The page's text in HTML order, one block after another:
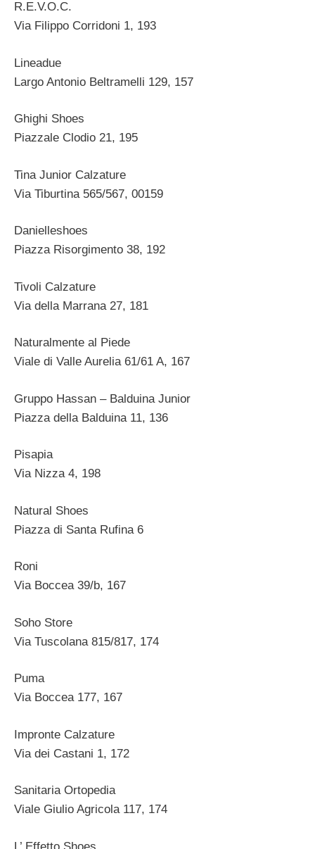
R.E.V.O.C.
Via Filippo Corridoni 1, 193
Lineadue
Largo Antonio Beltramelli 129, 157
Ghighi Shoes
Piazzale Clodio 21, 195
Tina Junior Calzature
Via Tiburtina 565/567, 00159
Danielleshoes
Piazza Risorgimento 38, 192
Tivoli Calzature
Via della Marrana 27, 181
Naturalmente al Piede
Viale di Valle Aurelia 61/61 A, 167
Gruppo Hassan – Balduina Junior
Piazza della Balduina 11, 136
Pisapia
Via Nizza 4, 198
Natural Shoes
Piazza di Santa Rufina 6
Roni
Via Boccea 39/b, 167
Soho Store
Via Tuscolana 815/817, 174
Puma
Via Boccea 177, 167
Impronte Calzature
Via dei Castani 1, 172
Sanitaria Ortopedia
Viale Giulio Agricola 117, 174